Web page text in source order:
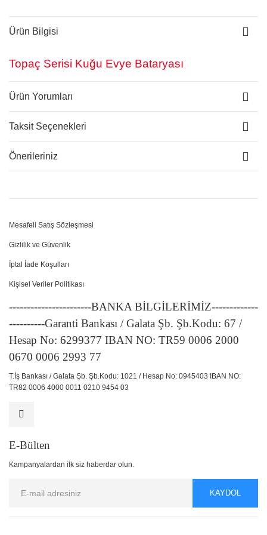
Ürün Bilgisi
Topaç Serisi Kuğu Evye Bataryası
Ürün Yorumları
Taksit Seçenekleri
Önerileriniz
Mesafeli Satış Sözleşmesi
Gizlilik ve Güvenlik
İptal İade Koşulları
Kişisel Veriler Politikası
-----------------------BANKA BİLGİLERİMİZ-------------
----------Garanti Bankası / Galata Şb. Şb.Kodu: 67 /
Hesap No: 6299377 IBAN NO: TR59 0006 2000
0670 0006 2993 77
T.İş Bankası / Galata Şb. Şb.Kodu: 1021 / Hesap No: 0945403 IBAN NO:
TR82 0006 4000 0011 0210 9454 03
E-Bülten
Kampanyalardan ilk siz haberdar olun.
KAYDOL